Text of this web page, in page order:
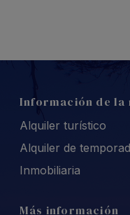
Información de la
Alquiler turístico
Alquiler de
Inmobiliaria
Más información